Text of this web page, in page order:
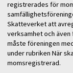
registrerades för
Skatteverket att
verksamhet och
måste föreningen
under rubriken När
momsregistrerad.